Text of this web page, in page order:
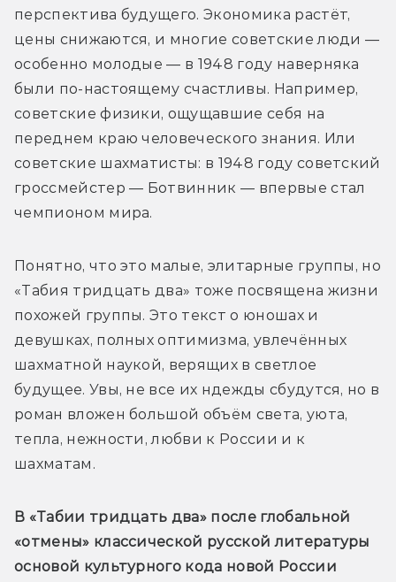
перспектива будущего. Экономика растёт,
цены снижаются, и многие советские люди —
особенно молодые — в 1948 году наверняка
были по-настоящему счастливы. Например,
советские физики, ощущавшие себя на
переднем краю человеческого знания. Или
советские шахматисты: в 1948 году советский
гроссмейстер — Ботвинник — впервые стал
чемпионом мира.
Понятно, что это малые, элитарные группы, но
«Табия тридцать два» тоже посвящена жизни
похожей группы. Это текст о юношах и
девушках, полных оптимизма, увлечённых
шахматной наукой, верящих в светлое
будущее. Увы, не все их ндежды сбудутся, но в
роман вложен большой объём света, уюта,
тепла, нежности, любви к России и к
шахматам.
В «Табии тридцать два» после глобальной
«отмены» классической русской литературы
основой культурного кода новой России